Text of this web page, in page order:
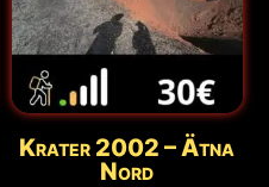
Krater 2002 – Ätna
Nord